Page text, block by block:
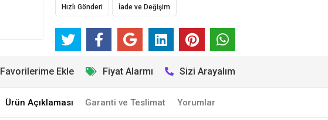
Hızlı Gönderi İade ve Değişim
Favorilerime Ekle Fiyat Alarmı Sizi Arayalım
Ürün Açıklaması Garanti ve Teslimat Yorumlar